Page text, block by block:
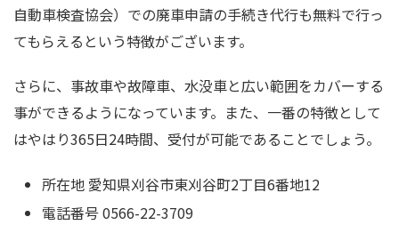
自動車検査協会）での廃車申請の手続き代行も無料で行っ
てもらえるという特徴がございます。
さらに、事故車や故障車、水没車と広い範囲をカバーする
事ができるようになっています。また、一番の特徴として
はやはり365日24時間、受付が可能であることでしょう。
所在地 愛知県刈谷市東刈谷町2丁目6番地12
電話番号 0566-22-3709